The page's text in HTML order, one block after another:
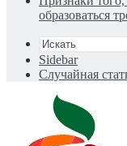
образоваться
Sidebar
Случайная